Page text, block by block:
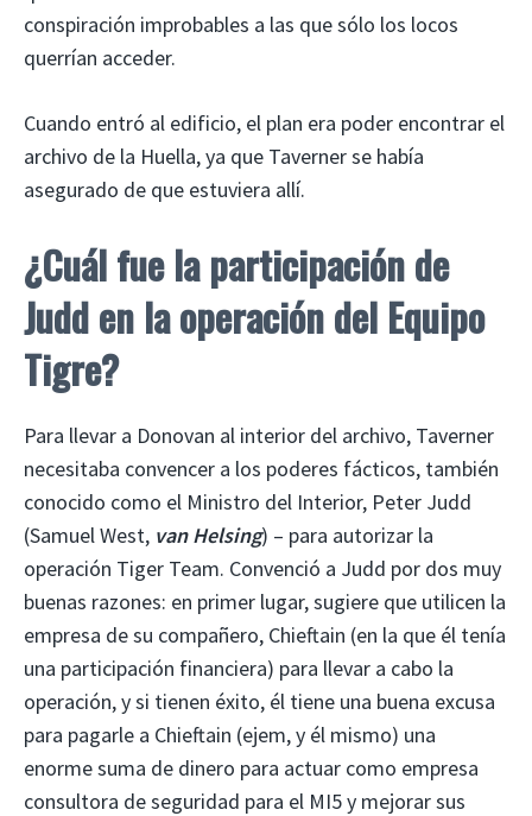
conspiración improbables a las que sólo los locos
querrían acceder.
Cuando entró al edificio, el plan era poder encontrar el
archivo de la Huella, ya que Taverner se había
asegurado de que estuviera allí.
¿Cuál fue la participación de
Judd en la operación del Equipo
Tigre?
Para llevar a Donovan al interior del archivo, Taverner
necesitaba convencer a los poderes fácticos, también
conocido como el Ministro del Interior, Peter Judd
(Samuel West, van Helsing) – para autorizar la
operación Tiger Team. Convenció a Judd por dos muy
buenas razones: en primer lugar, sugiere que utilicen la
empresa de su compañero, Chieftain (en la que él tenía
una participación financiera) para llevar a cabo la
operación, y si tienen éxito, él tiene una buena excusa
para pagarle a Chieftain (ejem, y él mismo) una
enorme suma de dinero para actuar como empresa
consultora de seguridad para el MI5 y mejorar sus